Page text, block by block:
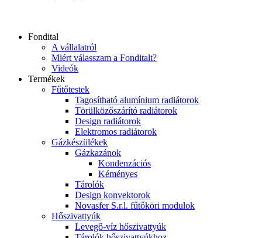
Fondital
A vállalatról
Miért válasszam a Fonditalt?
Videók
Termékek
Fűtőtestek
Tagosítható alumínium radiátorok
Törülközőszárító radiátorok
Design radiátorok
Elektromos radiátorok
Gázkészülékek
Gázkazánok
Kondenzációs
Kéményes
Tárolók
Design konvektorok
Novasfer S.r.l. fűtőköri modulok
Hőszivattyúk
Levegő-víz hőszivattyúk